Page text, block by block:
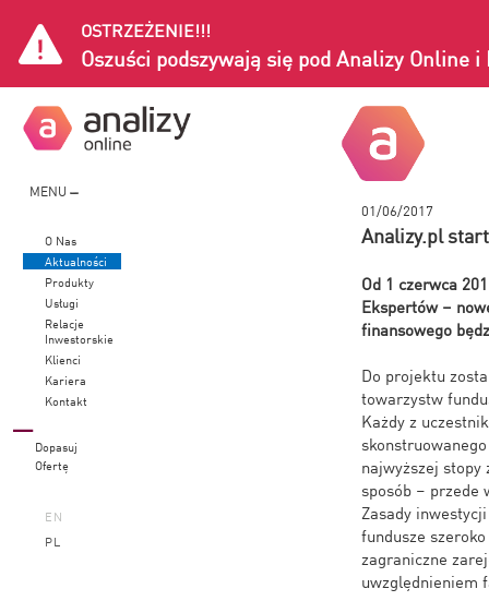
OSTRZEŻENIE!!!
Oszuści podszywają się pod Analizy Online i
MENU
O Nas
Aktualności
Produkty
Usługi
Relacje
Inwestorskie
Klienci
Kariera
Kontakt
Dopasuj
Ofertę
EN
PL
01/06/2017
Analizy.pl
Od 1 czerwca
Ekspertów –
finansowego
Do projektu
towarzystw
Każdy z
najwyższej
sposób – przede
Zasady
fundusze
zagraniczne
uwzględnieniem